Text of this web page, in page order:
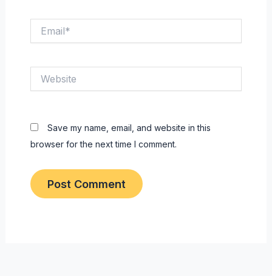
Save my name, email, and website in this
browser for the next time I comment.